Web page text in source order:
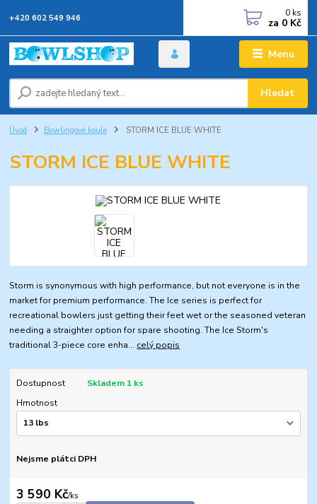
Menu
Hledat
+420 602 549 946 0 ks
za 0 Kč
Úvod Bowlingové koule STORM ICE BLUE WHITE
STORM ICE BLUE WHITE
Storm is synonymous with high performance, but not everyone is in the
market for premium performance. The Ice series is perfect for
recreational bowlers just getting their feet wet or the seasoned veteran
needing a straighter option for spare shooting. The Ice Storm's
traditional 3-piece core enha... celý popis
Dostupnost
Skladem 1 ks
Hmotnost
Nejsme plátci DPH
3 590 Kč/ks